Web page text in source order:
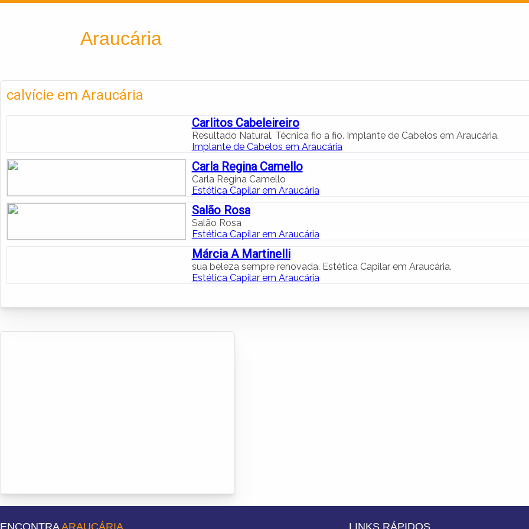
Araucária
calvície em Araucária
Carlitos Cabeleireiro
Resultado Natural. Técnica fio a fio. Implante de Cabelos em Araucária.
Implante de Cabelos em Araucária
Carla Regina Camello
Carla Regina Camello
Estética Capilar em Araucária
Salão Rosa
Salão Rosa
Estética Capilar em Araucária
Márcia A Martinelli
sua beleza sempre renovada. Estética Capilar em Araucária.
Estética Capilar em Araucária
ENCONTRA ARAUCÁRIA LINKS RÁPIDOS